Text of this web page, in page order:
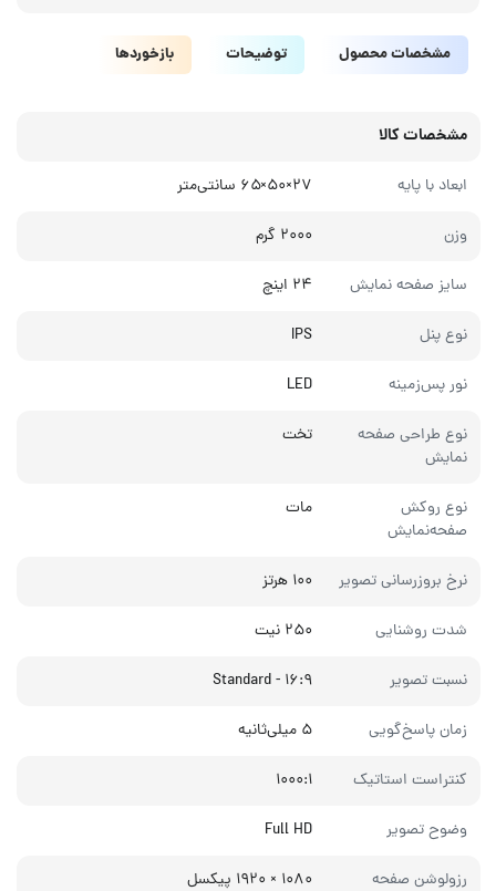
مشخصات محصول توضیحات بازخوردها
مشخصات کالا
ابعاد با پایه ۲۷×۵۰×۶۵ سانتی‌متر
وزن ۲۰۰۰ گرم
سایز صفحه نمایش ۲۴ اینچ
نوع پنل IPS
نور پس‌زمینه LED
نوع طراحی صفحه
نمایش
تخت
نوع روکش
صفحه‌نمایش
مات
نرخ بروزرسانی تصویر ۱۰۰ هرتز
شدت روشنایی ۲۵۰ نیت
نسبت تصویر ۱۶:۹ - Standard
زمان پاسخ‌گویی ۵ میلی‌ثانیه
کنتراست استاتیک ۱۰۰۰:۱
وضوح تصویر Full HD
رزولوشن صفحه
۱۰۸۰ × ۱۹۲۰ پیکسل